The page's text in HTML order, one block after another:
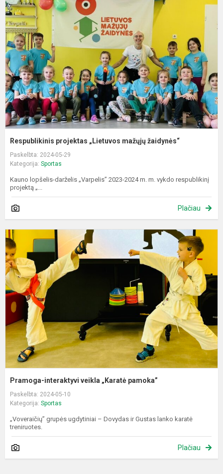
Respublikinis projektas „Lietuvos mažųjų žaidynės“
Paskelbta: 2024-05-29
Kategorija: Sportas
Kauno lopšelis-darželis „Varpelis” 2023-2024 m. m. vykdo respublikinį
projektą „...
Plačiau
Pramoga-interaktyvi veikla „Karatė pamoka”
Paskelbta: 2024-05-10
Kategorija: Sportas
„Voveraičių” grupės ugdytiniai – Dovydas ir Gustas lanko karatė
treniruotes.
Plačiau